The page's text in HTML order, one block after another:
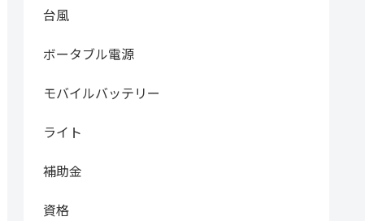
台風
ボータブル電源
モバイルバッテリー
ライト
補助金
資格